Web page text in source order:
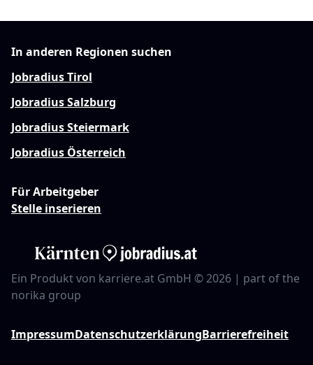
In anderen Regionen suchen
Jobradius Tirol
Jobradius Salzburg
Jobradius Steiermark
Jobradius Österreich
Für Arbeitgeber
Stelle inserieren
Ein Produkt von karriere.at GmbH © 2026 | part of the
norika group
ImpressumDatenschutzerklärungBarrierefreiheit